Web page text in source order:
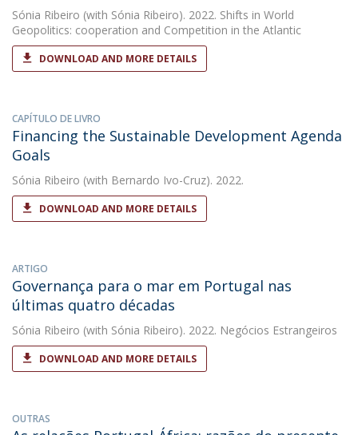
Sónia Ribeiro (with Sónia Ribeiro). 2022. Shifts in World
Geopolitics: cooperation and Competition in the Atlantic
DOWNLOAD AND MORE DETAILS
CAPÍTULO DE LIVRO
Financing the Sustainable Development Agenda
Goals
Sónia Ribeiro (with Bernardo Ivo-Cruz). 2022.
DOWNLOAD AND MORE DETAILS
ARTIGO
Governança para o mar em Portugal nas
últimas quatro décadas
Sónia Ribeiro (with Sónia Ribeiro). 2022. Negócios Estrangeiros
DOWNLOAD AND MORE DETAILS
OUTRAS